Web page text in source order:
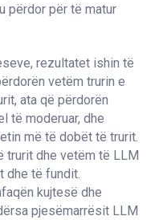
përdor për të matur
rezultatet ishin të
vetëm trurin e
ata që përdorën
të moderuar, dhe
më të dobët të trurit.
trurit dhe vetëm të LLM
dhe të fundit.
kujtesë dhe
pjesëmarrësit LLM